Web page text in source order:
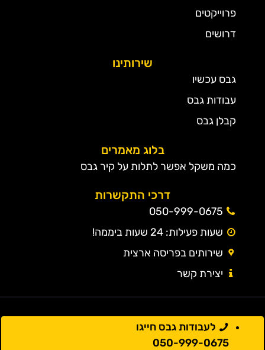
פרוייקטים
דרושים
שירותינו
גבס עכשיו
עבודות גבס
קבלן גבס
בלוג מאמרים
כמה משקל אפשר לתלות על קיר גבס
דרכי התקשרות
050-999-0675
שעות פעילות: 24 שעות ביממה!
שירותים בפריסה ארצית
יצירת קשר
לעבודות גבס חייגו
050-999-0675